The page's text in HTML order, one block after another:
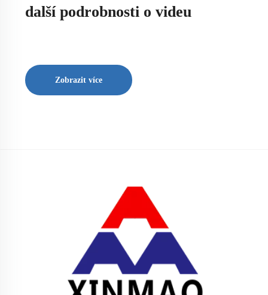
další podrobnosti o videu
Zobrazit více